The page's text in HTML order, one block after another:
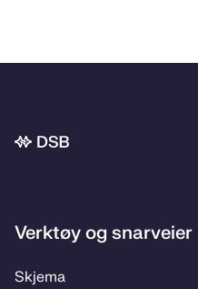
Bunnområde
Verktøy og snarveier
Skje­­ma